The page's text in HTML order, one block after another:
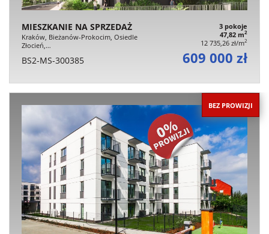
MIESZKANIE NA SPRZEDAŻ
Kraków, Bieżanów-Prokocim, Osiedle
Złocień,…
3 pokoje
47,82 m2
12 735,26 zł/m2
BS2-MS-300385 609 000 zł
BEZ PROWIZJI